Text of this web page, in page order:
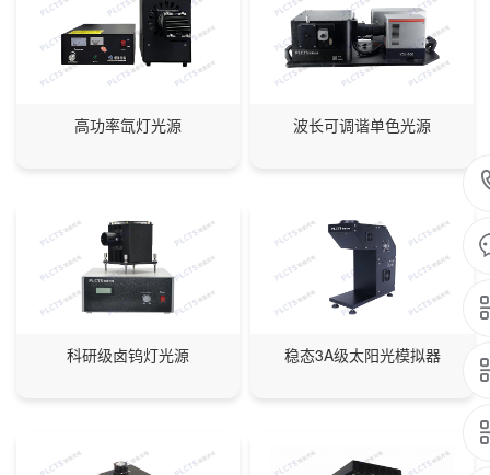
高功率氙灯光源 波长可调谐单色光源
科研级卤钨灯光源 稳态3A级太阳光模拟器